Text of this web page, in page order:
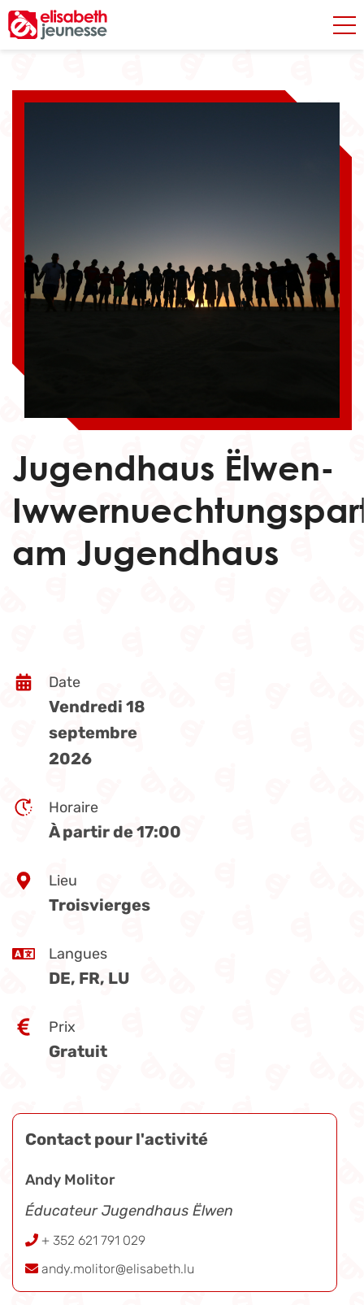
Jugendhaus Ëlwen-
am Jugendhaus
Date
Vendredi 18
septembre
2026
Horaire
À partir de 17:00
Lieu
Troisvierges
Langues
DE, FR, LU
Prix
Gratuit
Contact pour l'activité
Andy Molitor
Éducateur Jugendhaus Ëlwen
+ 352 621 791 029
andy.molitor@elisabeth.lu